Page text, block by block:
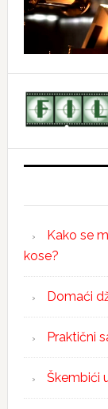
Kako se
kose?
Domaći
Praktični
Škembići